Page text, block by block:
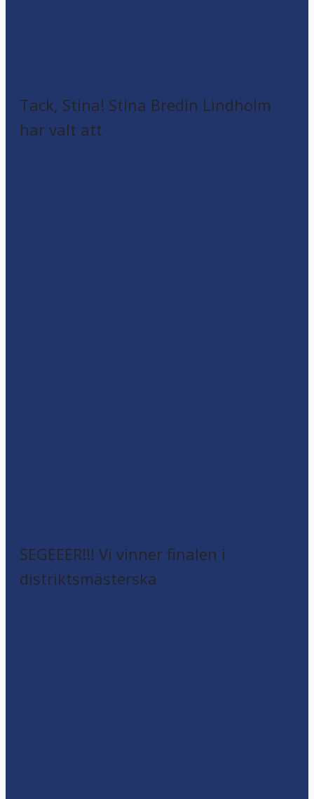
Tack, Stina! Stina Bredin Lindholm
har valt att
SEGEEER!!! Vi vinner finalen i
distriktsmästerska